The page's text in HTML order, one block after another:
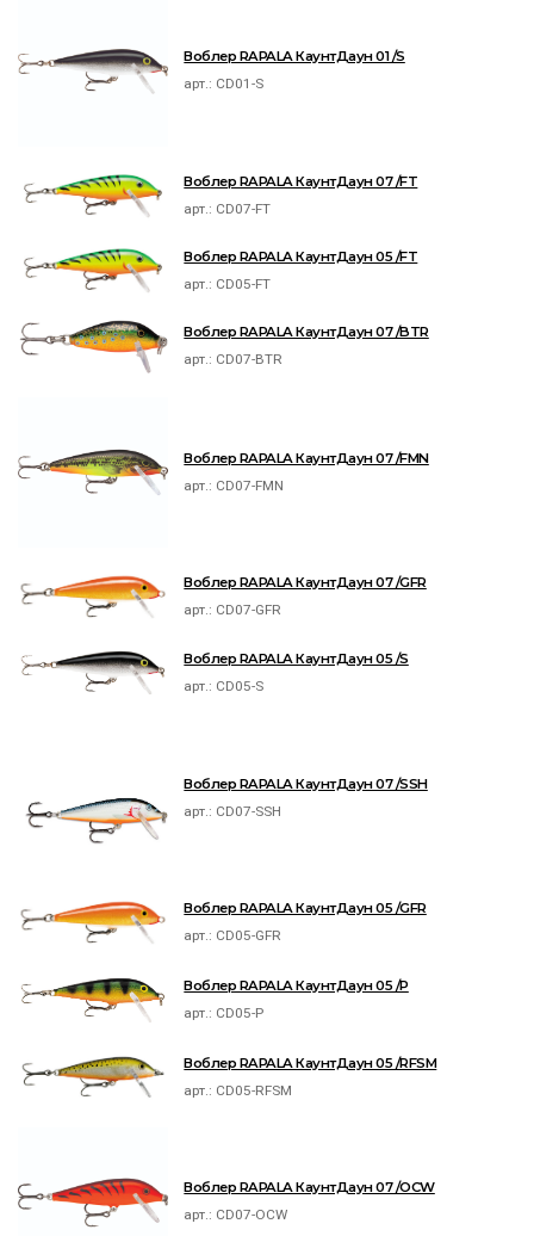
Воблер RAPALA КаунтДаун 01 /S
арт.: CD01-S
Воблер RAPALA КаунтДаун 07 /FT
арт.: CD07-FT
Воблер RAPALA КаунтДаун 05 /FT
арт.: CD05-FT
Воблер RAPALA КаунтДаун 07 /BTR
арт.: CD07-BTR
Воблер RAPALA КаунтДаун 07 /FMN
арт.: CD07-FMN
Воблер RAPALA КаунтДаун 07 /GFR
арт.: CD07-GFR
Воблер RAPALA КаунтДаун 05 /S
арт.: CD05-S
Воблер RAPALA КаунтДаун 07 /SSH
арт.: CD07-SSH
Воблер RAPALA КаунтДаун 05 /GFR
арт.: CD05-GFR
Воблер RAPALA КаунтДаун 05 /P
арт.: CD05-P
Воблер RAPALA КаунтДаун 05 /RFSM
арт.: CD05-RFSM
Воблер RAPALA КаунтДаун 07 /OCW
арт.: CD07-OCW